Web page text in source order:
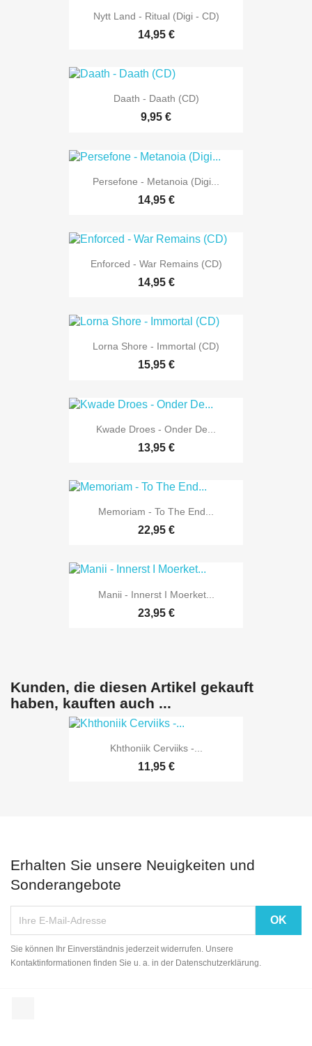
Nytt Land - Ritual (Digi - CD)
14,95 €
Daath - Daath (CD)
9,95 €
Persefone - Metanoia (Digi...
14,95 €
Enforced - War Remains (CD)
14,95 €
Lorna Shore - Immortal (CD)
15,95 €
Kwade Droes - Onder De...
13,95 €
Memoriam - To The End...
22,95 €
Manii - Innerst I Moerket...
23,95 €
Kunden, die diesen Artikel gekauft
haben, kauften auch ...
Khthoniik Cerviiks -...
11,95 €
Erhalten Sie unsere Neuigkeiten und
Sonderangebote
Sie können Ihr Einverständnis jederzeit widerrufen. Unsere
Kontaktinformationen finden Sie u. a. in der Datenschutzerklärung.